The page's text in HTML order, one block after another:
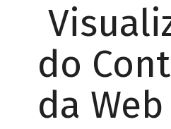
do
da Web